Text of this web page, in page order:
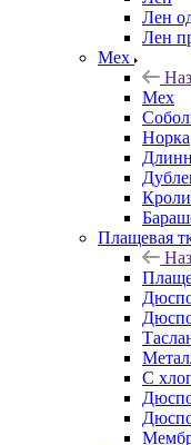
Лен
Лен
Мех
Мех
Норка
Плащевая
С